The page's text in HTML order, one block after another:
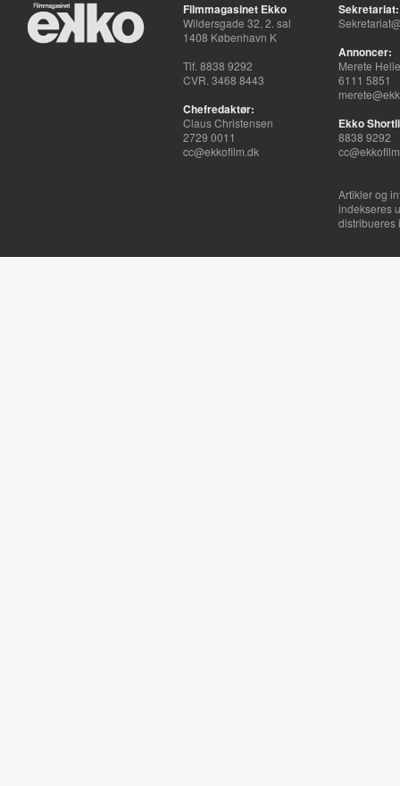
Filmmagasinet Ekko
Wildersgade 32, 2. sal
1408 København K
Tlf. 8838 9292
CVR. 3468 8443
Chefredaktør:
Claus Christensen
2729 0011
cc@ekkofilm.dk
Sekretariat:
Annoncer:
Merete
6111 5851
Ekko
8838 9292
Artikler og
indekseres
distribueres